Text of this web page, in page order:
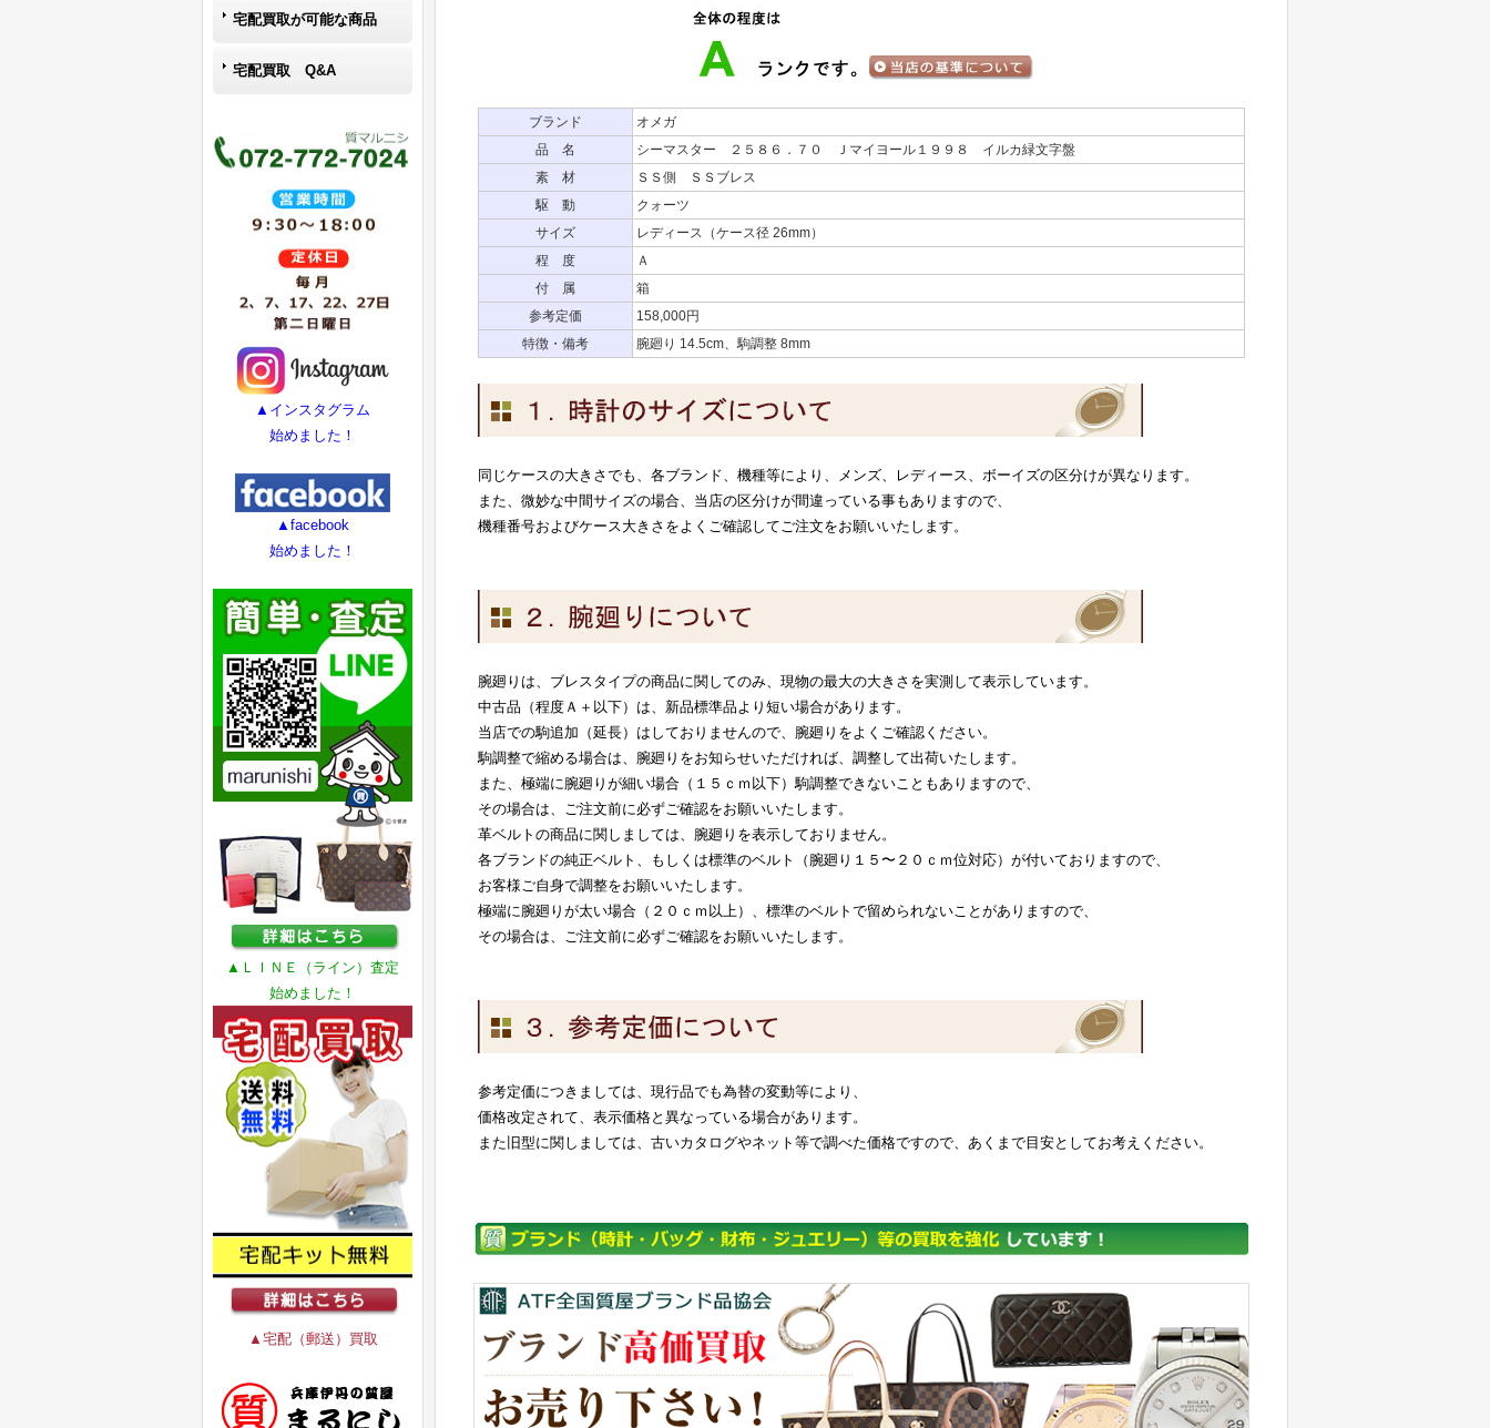
宅配買取が可能な商品
宅配買取 Q&A
▲インスタグラム
始めました！
▲facebook
始めました！
▲ＬＩＮＥ（ライン）査定
始めました！
▲宅配（郵送）買取
ブランド
オメガ
品 名
シーマスター ２５８６．７０ Ｊマイヨール１９９８ イルカ緑文字盤
素 材
ＳＳ側 ＳＳブレス
駆 動
クォーツ
サイズ
レディース（ケース径 26mm）
程 度
Ａ
付 属
箱
参考定価
158,000円
特徴・備考
腕廻り 14.5cm、駒調整 8mm
同じケースの大きさでも、各ブランド、機種等により、メンズ、レディース、ボーイズの区分けが異なります。
また、微妙な中間サイズの場合、当店の区分けが間違っている事もありますので、
機種番号およびケース大きさをよくご確認してご注文をお願いいたします。
腕廻りは、ブレスタイプの商品に関してのみ、現物の最大の大きさを実測して表示しています。
中古品（程度Ａ＋以下）は、新品標準品より短い場合があります。
当店での駒追加（延長）はしておりませんので、腕廻りをよくご確認ください。
駒調整で縮める場合は、腕廻りをお知らせいただければ、調整して出荷いたします。
また、極端に腕廻りが細い場合（１５ｃｍ以下）駒調整できないこともありますので、
その場合は、ご注文前に必ずご確認をお願いいたします。
革ベルトの商品に関しましては、腕廻りを表示しておりません。
各ブランドの純正ベルト、もしくは標準のベルト（腕廻り１５〜２０ｃｍ位対応）が付いておりますので、
お客様ご自身で調整をお願いいたします。
極端に腕廻りが太い場合（２０ｃｍ以上）、標準のベルトで留められないことがありますので、
その場合は、ご注文前に必ずご確認をお願いいたします。
参考定価につきましては、現行品でも為替の変動等により、
価格改定されて、表示価格と異なっている場合があります。
また旧型に関しましては、古いカタログやネット等で調べた価格ですので、あくまで目安としてお考えください。